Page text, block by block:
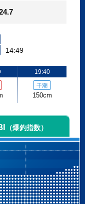
14:49
19:40
干潮
150cm
（爆釣指数）